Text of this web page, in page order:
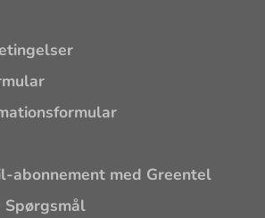
abonnement med Greentel